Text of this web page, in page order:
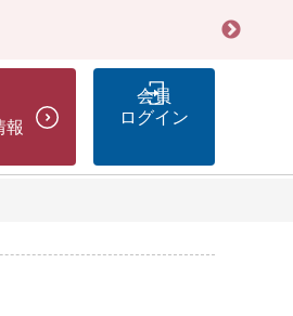
報
会員
ログイン